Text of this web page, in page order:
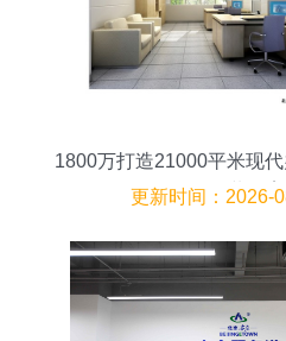
1800万打造21000平米现
舰级装修
更新时间：2026-